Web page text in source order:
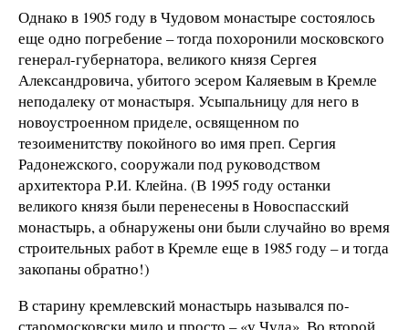
Однако в 1905 году в Чудовом монастыре состоялось
еще одно погребение – тогда похоронили московского
генерал-губернатора, великого князя Сергея
Александровича, убитого эсером Каляевым в Кремле
неподалеку от монастыря. Усыпальницу для него в
новоустроенном приделе, освященном по
тезоименитству покойного во имя преп. Сергия
Радонежского, сооружали под руководством
архитектора Р.И. Клейна. (В 1995 году останки
великого князя были перенесены в Новоспасский
монастырь, а обнаружены они были случайно во время
строительных работ в Кремле еще в 1985 году – и тогда
закопаны обратно!)
В старину кремлевский монастырь назывался по-